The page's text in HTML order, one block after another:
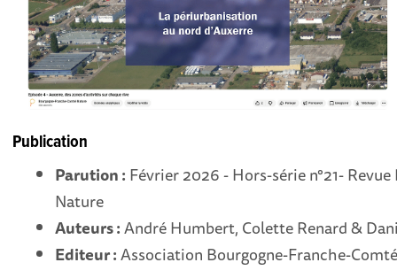
Publication
Parution : Février 2026 - Hors-série n°21-
Nature
Auteurs :André Humbert, Colette Renard &
Editeur :Association Bourgogne-Franche-